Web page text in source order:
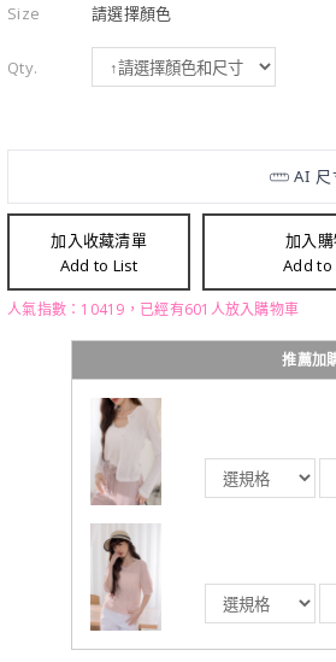
Size 請選擇顏色
Qty.
加入收藏清單
Add to List
加入
Add to
人氣指數：10419，已經有601人放入購物車
推薦加